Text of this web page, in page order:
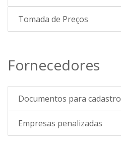
Tomada de Preços
Fornecedores
Documentos para cadastro
Empresas penalizadas